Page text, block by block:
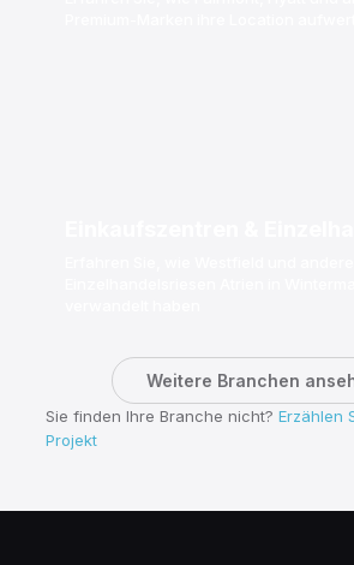
Weitere Branchen
Sie finden Ihre Branche nicht? Erzählen
Projekt